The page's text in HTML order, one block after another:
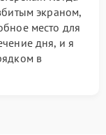
экраном,
место для
дня, и я
в